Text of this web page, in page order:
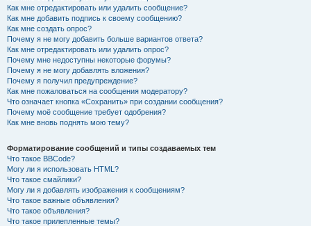
Как мне отредактировать или удалить сообщение?
Как мне добавить подпись к своему сообщению?
Как мне создать опрос?
Почему я не могу добавить больше вариантов ответа?
Как мне отредактировать или удалить опрос?
Почему мне недоступны некоторые форумы?
Почему я не могу добавлять вложения?
Почему я получил предупреждение?
Как мне пожаловаться на сообщения модератору?
Что означает кнопка «Сохранить» при создании сообщения?
Почему моё сообщение требует одобрения?
Как мне вновь поднять мою тему?
Форматирование сообщений и типы создаваемых тем
Что такое BBCode?
Могу ли я использовать HTML?
Что такое смайлики?
Могу ли я добавлять изображения к сообщениям?
Что такое важные объявления?
Что такое объявления?
Что такое прилепленные темы?